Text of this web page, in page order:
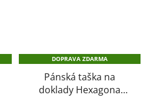
DOPRAVA ZDARMA
Pánská taška na
doklady Hexagona